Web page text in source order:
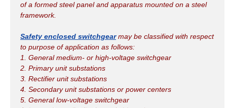
of a formed steel panel and apparatus mounted on a steel
framework.
Safety enclosed switchgearmay be classified with respect
to purpose of application as follows:
1. General medium- or high-voltage switchgear
2. Primary unit substations
3. Rectifier unit substations
4. Secondary unit substations or power centers
5. General low-voltage switchgear